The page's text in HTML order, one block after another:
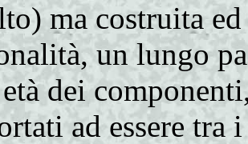
ma costruita
un lungo
dei
ad essere